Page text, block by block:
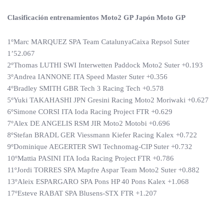
Clasificación entrenamientos Moto2 GP Japón Moto GP
1ºMarc MARQUEZ SPA Team CatalunyaCaixa Repsol Suter
1’52.067
2ºThomas LUTHI SWI Interwetten Paddock Moto2 Suter +0.193
3ºAndrea IANNONE ITA Speed Master Suter +0.356
4ºBradley SMITH GBR Tech 3 Racing Tech +0.578
5ºYuki TAKAHASHI JPN Gresini Racing Moto2 Moriwaki +0.627
6ºSimone CORSI ITA Ioda Racing Project FTR +0.629
7ºAlex DE ANGELIS RSM JIR Moto2 Motobi +0.696
8ºStefan BRADL GER Viessmann Kiefer Racing Kalex +0.722
9ºDominique AEGERTER SWI Technomag-CIP Suter +0.732
10ºMattia PASINI ITA Ioda Racing Project FTR +0.786
11ºJordi TORRES SPA Mapfre Aspar Team Moto2 Suter +0.882
13ºAleix ESPARGARO SPA Pons HP 40 Pons Kalex +1.068
17ºEsteve RABAT SPA Blusens-STX FTR +1.207